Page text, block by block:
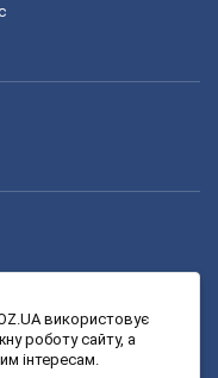
використовує
роботу сайту, а
інтересам.